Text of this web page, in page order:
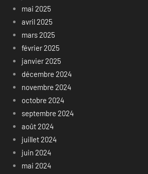
mai 2025
avril 2025
mars 2025
février 2025
janvier 2025
décembre 2024
novembre 2024
octobre 2024
septembre 2024
août 2024
juillet 2024
juin 2024
mai 2024